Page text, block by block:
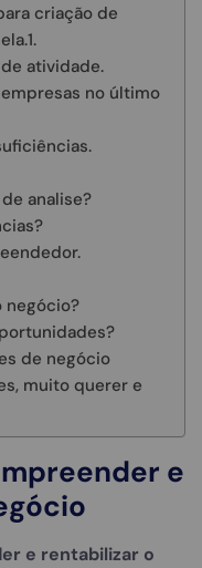
criação de
atividade.
no último
analise?
negócio?
de negócio
muito querer e
e
e rentabilizar o